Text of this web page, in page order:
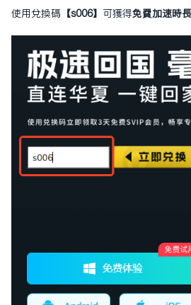
使用兌換碼 【s006】 可獲得免費加速時長